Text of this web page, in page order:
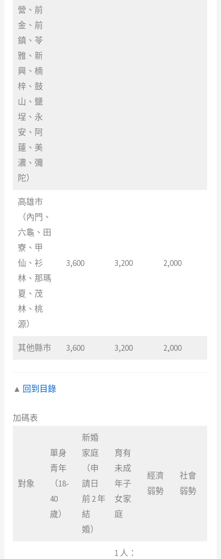
營、前
金、前
鎮、苓
雅、新
興、楠
梓、鼓
山、鹽
埕、永
安、阿
蓮、美
濃、彌
陀）
高雄市
（內門、
六龜、田
寮、甲
仙、衫
林、那瑪
夏、茂
林、桃
源）
3,600 3,200 2,000
其他縣市 3,600 3,200 2,000
▲ 回到目錄
加碼表
對象
單身
青年
（18-
40
歲）
新婚
家庭
（申
請日
前 2 年
結
婚）
育有
未成
年子
女家
庭
經濟
弱勢
社會
弱勢
1 人：